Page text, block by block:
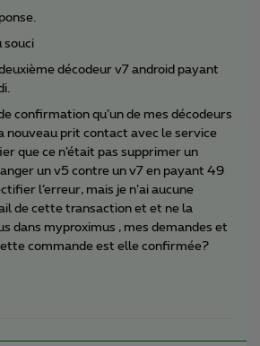
souci
décodeur v7 android payant
confirmation qu’un de mes décodeurs
nouveau prit contact avec le service
que ce n’était pas supprimer un
un v5 contre un v7 en payant 49
l’erreur, mais je n’ai aucune
de cette transaction et et ne la
dans myproximus , mes demandes et
commande est elle confirmée?